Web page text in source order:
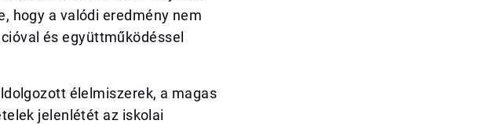
hogy a valódi eredmény nem
és együttműködéssel
élelmiszerek, a magas
jelenlétét az iskolai